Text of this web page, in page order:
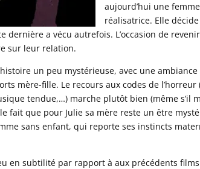
aujourd’hui une
réalisatrice. Elle
dernière a vécu autrefois. L’occasion de
sur leur relation.
un peu mystérieuse, avec une
mère-fille. Le recours aux codes de
tendue,…) marche plutôt bien (même s’il
fait que pour Julie sa mère reste un être
sans enfant, qui reporte ses instincts
en subtilité par rapport à aux précédents